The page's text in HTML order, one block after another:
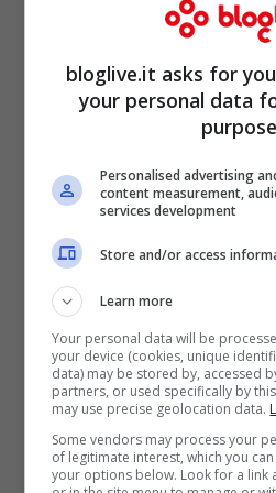
Nella casa degli
rinvenuti parecchi
ma anche foto e
proprio dal materiale
un altro dettaglio, e
sarebbe stata l’unica
bloglive.it asks for
your personal data
Personalised advertising
content measurement,
services development
Store and/or access
Learn more
Your personal data will be
your device (cookies, unique
data) may be stored by, accessed
partners, or used specifically by
may use precise geolocation data.
Some vendors may process your
of legitimate interest, which you
your options below. Look for a link